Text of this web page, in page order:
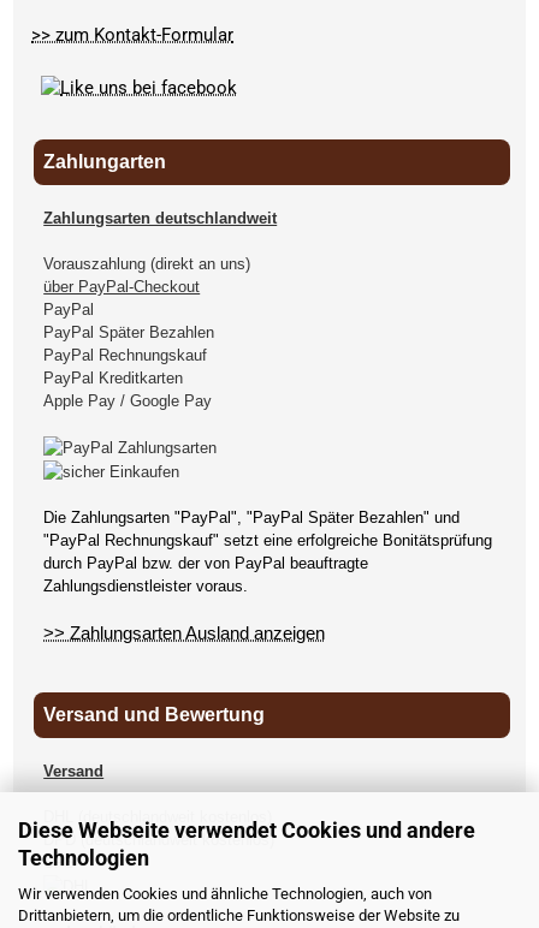
Diese Webseite verwendet Cookies und andere
Technologien
Wir verwenden Cookies und ähnliche Technologien, auch von
Drittanbietern, um die ordentliche Funktionsweise der Website zu
>> zum Kontakt-Formular
Zahlungarten
Zahlungsarten deutschlandweit
Vorauszahlung (direkt an uns)
über PayPal-Checkout
PayPal
PayPal Später Bezahlen
PayPal Rechnungskauf
PayPal Kreditkarten
Apple Pay / Google Pay
Die Zahlungsarten "PayPal", "PayPal Später Bezahlen" und
"PayPal Rechnungskauf" setzt eine erfolgreiche Bonitätsprüfung
durch PayPal bzw. der von PayPal beauftragte
Zahlungsdienstleister voraus.
>> Zahlungsarten Ausland anzeigen
Versand und Bewertung
Versand
DHL (deutschlandweit kostenlos)
DPD (deutschlandweit kostenlos)
UPS